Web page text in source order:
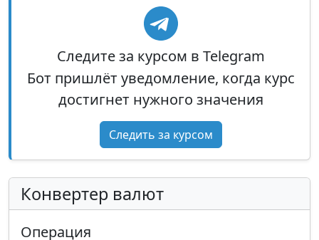
Следите за курсом в Telegram
Бот пришлёт уведомление, когда курс
достигнет нужного значения
Следить за курсом
Конвертер валют
Операция